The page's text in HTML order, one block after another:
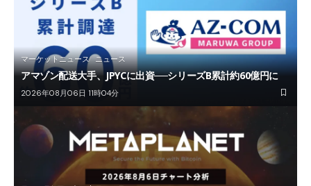
マーケットニュース ニュース
アマゾン配送大手、JPYCに出資──シリーズB累計約60億円に
2026年08月06日 11時04分